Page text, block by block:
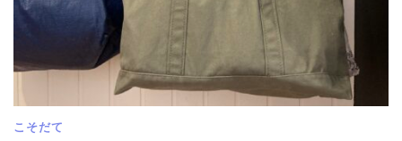
こそだて